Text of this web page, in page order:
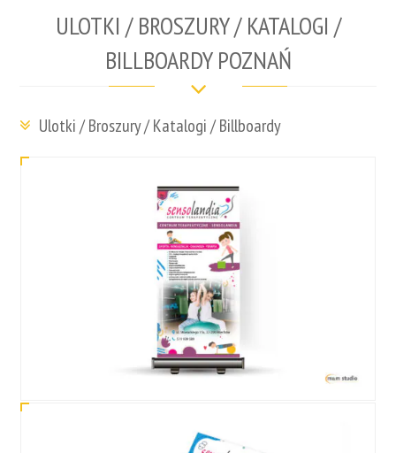
ULOTKI / BROSZURY / KATALOGI /
BILLBOARDY POZNAŃ
Ulotki / Broszury / Katalogi / Billboardy